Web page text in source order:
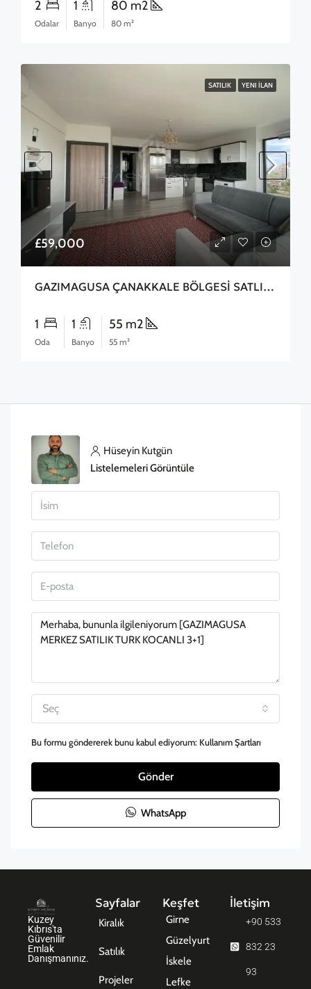
2
Odalar
1
Banyo
80 m2
80 m²
SATILIK YENI İLAN
£59,000
GAZIMAGUSA ÇANAKKALE BÖLGESİ SATLIK 2+1 DAİRE
1
Oda
1
Banyo
55 m2
55 m²
Hüseyin Kutgün
Listelemeleri Görüntüle
Seç
Bu formu göndererek bunu kabul ediyorum: Kullanım Şartları
Gönder
WhatsApp
Kuzey
Kıbrıs'ta
Güvenilir
Emlak
Danışmanınız.
Sayfalar
Kiralık
Satılık
Projeler
Keşfet
Girne
Güzelyurt
İskele
Lefke
İletişim
+90 533
832 23
93